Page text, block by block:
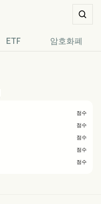

ETF 암호화폐
점수
점수
점수
점수
점수